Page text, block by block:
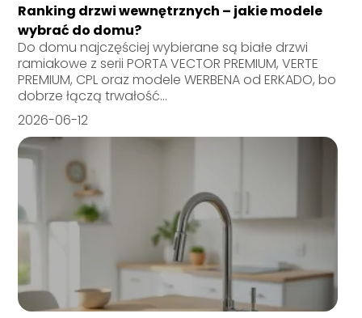
Ranking drzwi wewnętrznych – jakie modele
wybrać do domu?
Do domu najczęściej wybierane są białe drzwi
ramiakowe z serii PORTA VECTOR PREMIUM, VERTE
PREMIUM, CPL oraz modele WERBENA od ERKADO, bo
dobrze łączą trwałość...
2026-06-12